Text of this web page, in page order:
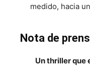
medido, hacia
Nota de
Un thriller que